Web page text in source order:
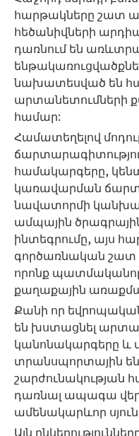
հարթակները շատ
հեծանիվների
դառնում են
նախատեսված են
արտանետումների
համար:
Համատեղելով
համակարգերը,
կառավարման
նավատորմի
ամպային
ինտեգրումը, այս
գործառնական
որոնք
քաղաքային
Քանի որ
են խստացնել
կանոնակարգերը և
տրանսպորտային
շարժունակության
դառնալ ապագա
ամենակարևոր
Այն